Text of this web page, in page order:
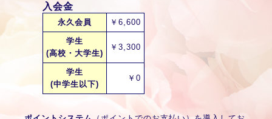
入会金
永久会員 ￥6,600
学生
(高校・大学生)
￥3,300
学生
(中学生以下)
￥0